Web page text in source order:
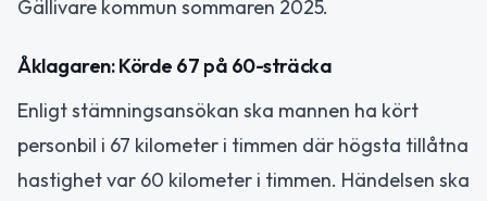
Gällivare kommun sommaren 2025.
Åklagaren: Körde 67 på 60-sträcka
Enligt stämningsansökan ska mannen ha kört
personbil i 67 kilometer i timmen där högsta tillåtna
hastighet var 60 kilometer i timmen. Händelsen ska